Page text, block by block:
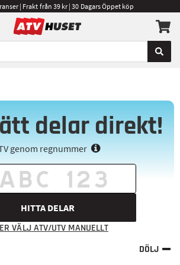
| Frakt från 39 kr | 30 Dagars Öppet köp
delar direkt!
genom regnummer
HITTA DELAR
VÄLJ ATV/UTV MANUELLT
DÖLJ